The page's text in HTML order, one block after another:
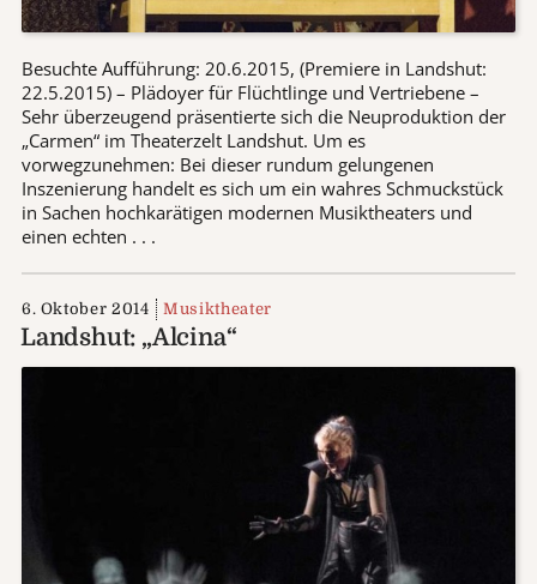
Besuchte Aufführung: 20.6.2015, (Premiere in Landshut:
22.5.2015) – Plädoyer für Flüchtlinge und Vertriebene –
Sehr überzeugend präsentierte sich die Neuproduktion der
„Carmen“ im Theaterzelt Landshut. Um es
vorwegzunehmen: Bei dieser rundum gelungenen
Inszenierung handelt es sich um ein wahres Schmuckstück
in Sachen hochkarätigen modernen Musiktheaters und
einen echten . . .
6. Oktober 2014 Musiktheater
Landshut: „Alcina“